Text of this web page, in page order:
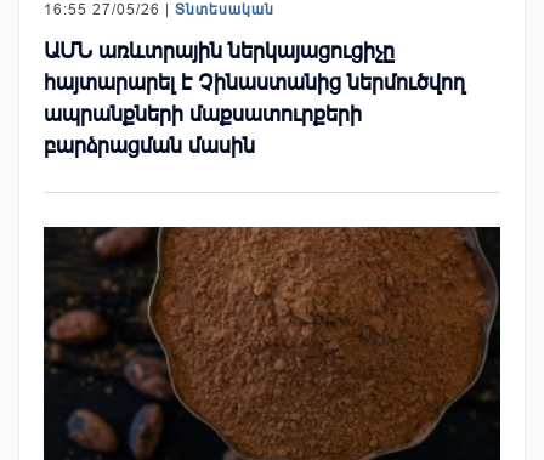
16:55 27/05/26 | Տնտեսական
ԱՄՆ առևտրային ներկայացուցիչը
հայտարարել է Չինաստանից ներմուծվող
ապրանքների մաքսատուրքերի
բարձրացման մասին